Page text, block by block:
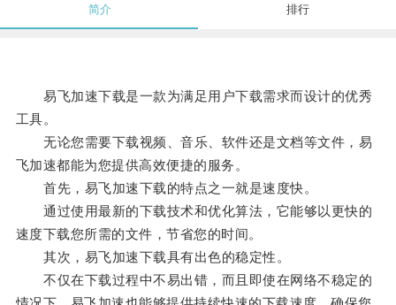
简介 排行
易飞加速下载是一款为满足用户下载需求而设计的优秀
工具。
无论您需要下载视频、音乐、软件还是文档等文件，易
飞加速都能为您提供高效便捷的服务。
首先，易飞加速下载的特点之一就是速度快。
通过使用最新的下载技术和优化算法，它能够以更快的
速度下载您所需的文件，节省您的时间。
其次，易飞加速下载具有出色的稳定性。
不仅在下载过程中不易出错，而且即使在网络不稳定的